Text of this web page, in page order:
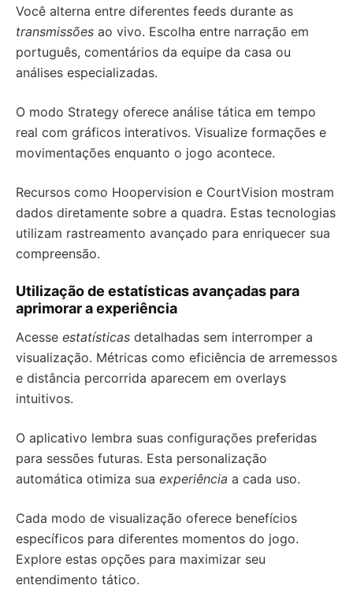
Você alterna entre diferentes feeds durante as
transmissões ao vivo. Escolha entre narração em
português, comentários da equipe da casa ou
análises especializadas.
O modo Strategy oferece análise tática em tempo
real com gráficos interativos. Visualize formações e
movimentações enquanto o jogo acontece.
Recursos como Hoopervision e CourtVision mostram
dados diretamente sobre a quadra. Estas tecnologias
utilizam rastreamento avançado para enriquecer sua
compreensão.
Utilização de estatísticas avançadas para
aprimorar a experiência
Acesse estatísticas detalhadas sem interromper a
visualização. Métricas como eficiência de arremessos
e distância percorrida aparecem em overlays
intuitivos.
O aplicativo lembra suas configurações preferidas
para sessões futuras. Esta personalização
automática otimiza sua experiência a cada uso.
Cada modo de visualização oferece benefícios
específicos para diferentes momentos do jogo.
Explore estas opções para maximizar seu
entendimento tático.